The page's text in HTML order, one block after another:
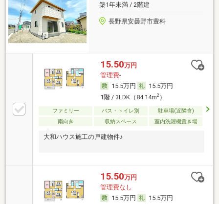
築1年未満 / 2階建
長野県安曇野市豊科
15.50万円
管理費-
15.5万円
15.5万円
1階 / 3LDK（84.14m2）
ファミリー バス・トイレ別
駐車場(近隣含)
南向き
収納スペース 室内洗濯機置き場
大和ハウス施工の戸建物件♪
15.50万円
管理費なし
15.5万円
15.5万円